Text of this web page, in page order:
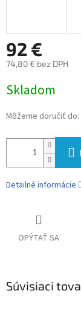
92 €
74,80 € bez DPH
cena:
Skladom
Môžeme doručiť do:
Detailné informácie
OPÝTAŤ SA
Súvisiaci